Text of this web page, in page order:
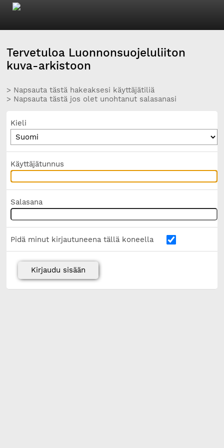
Tervetuloa Luonnonsuojeluliiton
kuva-arkistoon
> Napsauta tästä hakeaksesi käyttäjätiliä
> Napsauta tästä jos olet unohtanut salasanasi
Kieli
Käyttäjätunnus
Salasana
Pidä minut kirjautuneena tällä koneella